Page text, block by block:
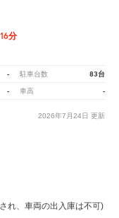
分
- 駐車台数 83台
- 車高 -
2026年7月24日 更新
れ、車両の出入庫は不可)